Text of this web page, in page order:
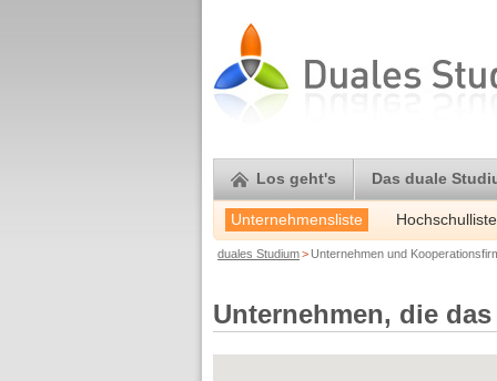
Los geht's Das duale
Unternehmensliste Hochschulliste
duales Studium> Unternehmen und
Unternehmen, die